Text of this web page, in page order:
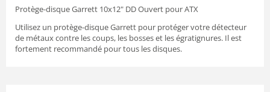
Protège-disque Garrett 10x12" DD Ouvert pour ATX
Utilisez un protège-disque Garrett pour protéger votre détecteur
de métaux contre les coups, les bosses et les égratignures. Il est
fortement recommandé pour tous les disques.